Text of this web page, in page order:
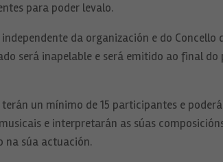
para poder levalo.
da organización e do
será inapelable e será emitido ao final
un mínimo de 15 participantes e
e interpretarán as súas
na súa actuación.